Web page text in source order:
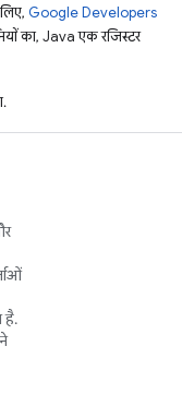
Google Developers
का, Java एक रजिस्टर
है.